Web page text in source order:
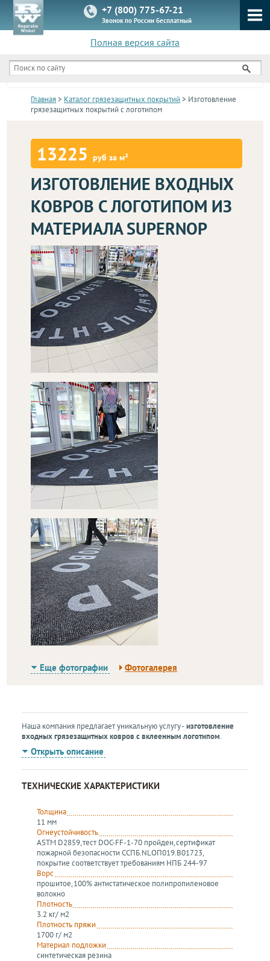
+7 (800) 775-67-21
Звонок по России бесплатный
Полная версия сайта
КАТАЛОГ
Главная> Каталог грязезащитных покрытий > Изготовление
грязезащитных покрытий с логотипом
13225руб за м²
ИЗГОТОВЛЕНИЕ ВХОДНЫХ
КОВРОВ С ЛОГОТИПОМ ИЗ
МАТЕРИАЛА SUPERNOP
Еще фотографии Фотогалерея
Наша компания предлагает уникальную услугу - изготовление
входных грязезащитных ковров с вклеенным логотипом.
Открыть описание
ТЕХНИЧЕСКИЕ ХАРАКТЕРИСТИКИ
Толщина
11 мм
Огнеустойчивость
ASTM D2859, тест DOC-FF-1-70 пройден, сертификат
пожарной безопасности ССПБ.NLOП019.В01723,
покрытие соответствует требованиям НПБ 244-97
Ворс
прошитое, 100% антистатическое полипропиленовое
волокно
Плотность
3.2 кг/ м2
Плотность пряжи
1700 г/ м2
Материал подложки
синтетическая резина